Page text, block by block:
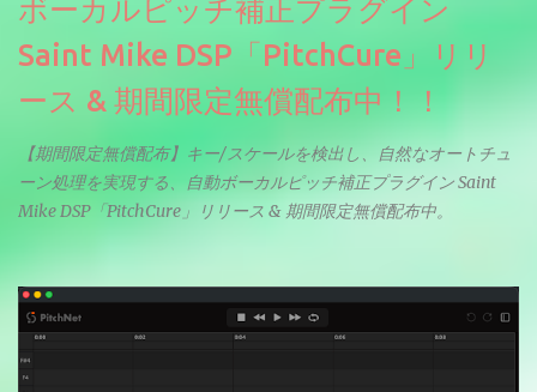
ボーカルピッチ補正プラグイン
Saint Mike DSP「PitchCure」リリ
ース & 期間限定無償配布中！！
【期間限定無償配布】キー/スケールを検出し、自然なオートチュ
ーン処理を実現する、自動ボーカルピッチ補正プラグイン Saint
Mike DSP「PitchCure」リリース & 期間限定無償配布中。